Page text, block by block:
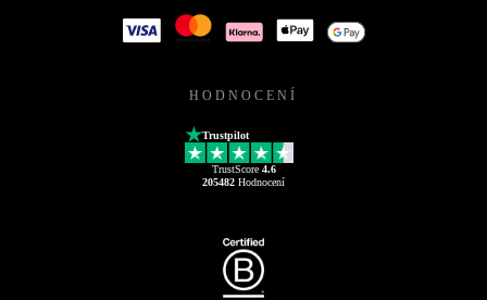
HODNOCENÍ
Trustpilot
TrustScore 4.6
205482 Hodnocení